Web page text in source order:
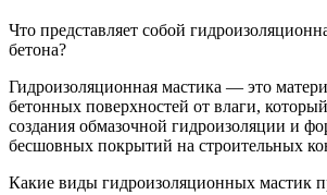
Что представляет собой
бетона?
Гидроизоляционная мастика — это
бетонных поверхностей от влаги,
создания обмазочной гидроизоляции и
бесшовных покрытий на строительных
Какие виды гидроизоляционных мастик